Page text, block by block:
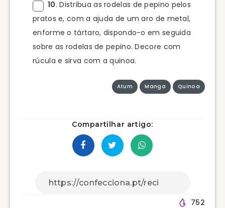
10. Distribua as rodelas de pepino pelos
pratos e, com a ajuda de um aro de metal,
enforme o tártaro, dispondo-o em seguida
sobre as rodelas de pepino. Decore com
rúcula e sirva com a quinoa.
Atum Manga Quinoa
Compartilhar artigo:
752